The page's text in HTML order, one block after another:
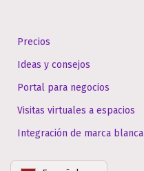
Precios
Ideas y consejos
Portal para negocios
Visitas virtuales a espacios
Integración de marca blanca